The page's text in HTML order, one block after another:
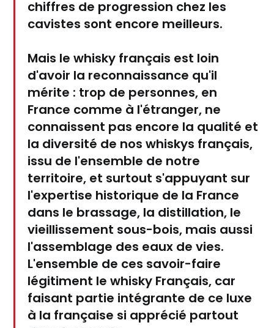
chiffres de progression chez les
cavistes sont encore meilleurs.
Mais le whisky français est loin
d'avoir la reconnaissance qu'il
mérite : trop de personnes, en
France comme à l'étranger, ne
connaissent pas encore la qualité et
la diversité de nos whiskys français,
issu de l'ensemble de notre
territoire, et surtout s'appuyant sur
l'expertise historique de la France
dans le brassage, la distillation, le
vieillissement sous-bois, mais aussi
l'assemblage des eaux de vies.
L'ensemble de ces savoir-faire
légitiment le whisky Français, car
faisant partie intégrante de ce luxe
à la française si apprécié partout